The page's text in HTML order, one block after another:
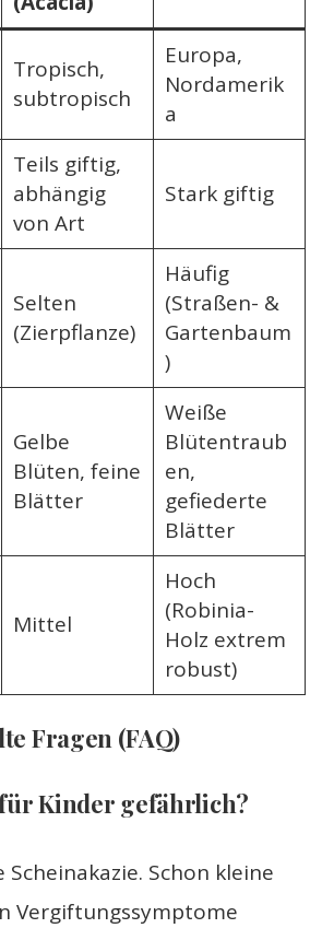
Tropisch,
subtropisch
Europa,
Nordamerik
a
Teils giftig,
abhängig
von Art
Stark giftig
Selten
(Zierpflanze)
Häufig
(Straßen- &
Gartenbaum
)
Gelbe
Blüten, feine
Blätter
Weiße
Blütentraub
en,
gefiederte
Blätter
Mittel
Hoch
(Robinia-
Holz extrem
robust)
Fragen (FAQ)
Kinder gefährlich?
Scheinakazie. Schon kleine
Vergiftungssymptome